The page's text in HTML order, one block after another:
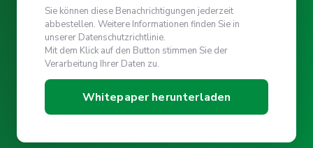
Sie können diese Benachrichtigungen jederzeit
abbestellen. Weitere Informationen finden Sie in
unserer Datenschutzrichtlinie.
Mit dem Klick auf den Button stimmen Sie der
Verarbeitung Ihrer Daten zu.